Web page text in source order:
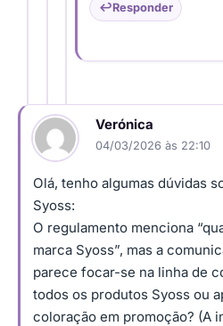
Responder
Verónica
04/03/2026 às 22:10
Olá, tenho algumas dúvidas
Syoss:
O regulamento menciona
marca Syoss”, mas a
parece focar-se na linha de
todos os produtos Syoss ou
coloração em promoção? (A